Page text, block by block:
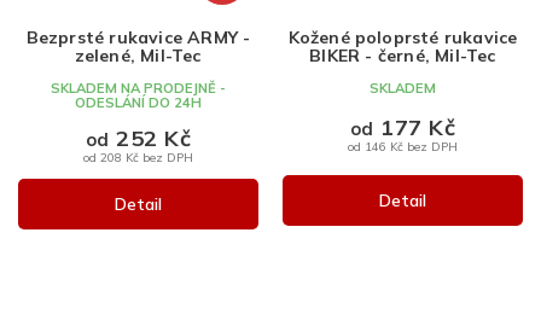
Bezprsté rukavice ARMY -
zelené, Mil-Tec
SKLADEM NA PRODEJNĚ -
ODESLÁNÍ DO 24H
od 208 Kč bez DPH
od 252 Kč
Detail
Kožené poloprsté rukavice
BIKER - černé, Mil-Tec
SKLADEM
od 146 Kč bez DPH
od 177 Kč
Detail